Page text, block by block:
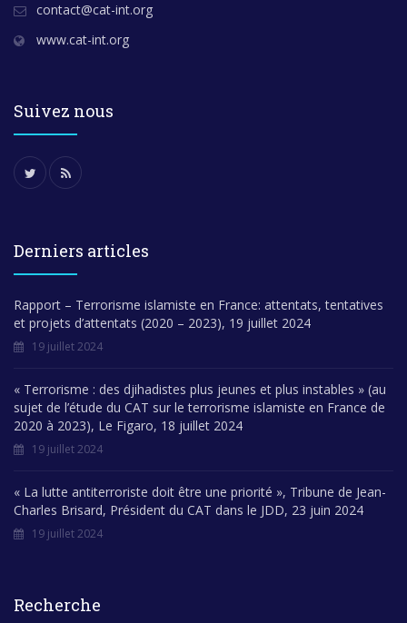
contact@cat-int.org
www.cat-int.org
Suivez nous
Derniers articles
Rapport – Terrorisme islamiste en France: attentats, tentatives
et projets d’attentats (2020 – 2023), 19 juillet 2024
19 juillet 2024
« Terrorisme : des djihadistes plus jeunes et plus instables » (au
sujet de l’étude du CAT sur le terrorisme islamiste en France de
2020 à 2023), Le Figaro, 18 juillet 2024
19 juillet 2024
« La lutte antiterroriste doit être une priorité », Tribune de Jean-
Charles Brisard, Président du CAT dans le JDD, 23 juin 2024
19 juillet 2024
Recherche